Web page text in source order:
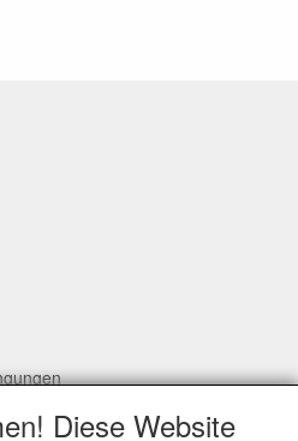
Diese Website